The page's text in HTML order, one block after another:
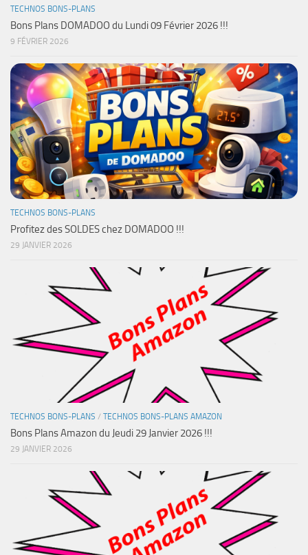
TECHNOS BONS-PLANS
Bons Plans DOMADOO du Lundi 09 Février 2026 !!!
9 FÉVRIER 2026
TECHNOS BONS-PLANS
Profitez des SOLDES chez DOMADOO !!!
29 JANVIER 2026
TECHNOS BONS-PLANS / TECHNOS BONS-PLANS AMAZON
Bons Plans Amazon du Jeudi 29 Janvier 2026 !!!
29 JANVIER 2026